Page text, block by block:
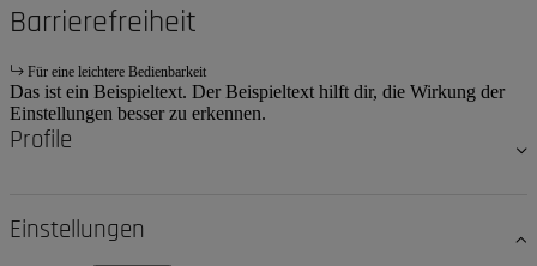
Barrierefreiheit
Für eine leichtere Bedienbarkeit
Das ist ein Beispieltext. Der Beispieltext hilft dir, die Wirkung der
Einstellungen besser zu erkennen.
Profile
Einstellungen